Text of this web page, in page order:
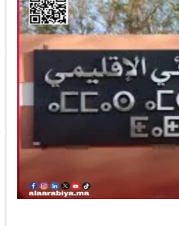
أخرى 10:29 الجيش الملكي ينتفض ضد تعيين “ندالا”
“ماء القصبة” يفجّر الأوضاع